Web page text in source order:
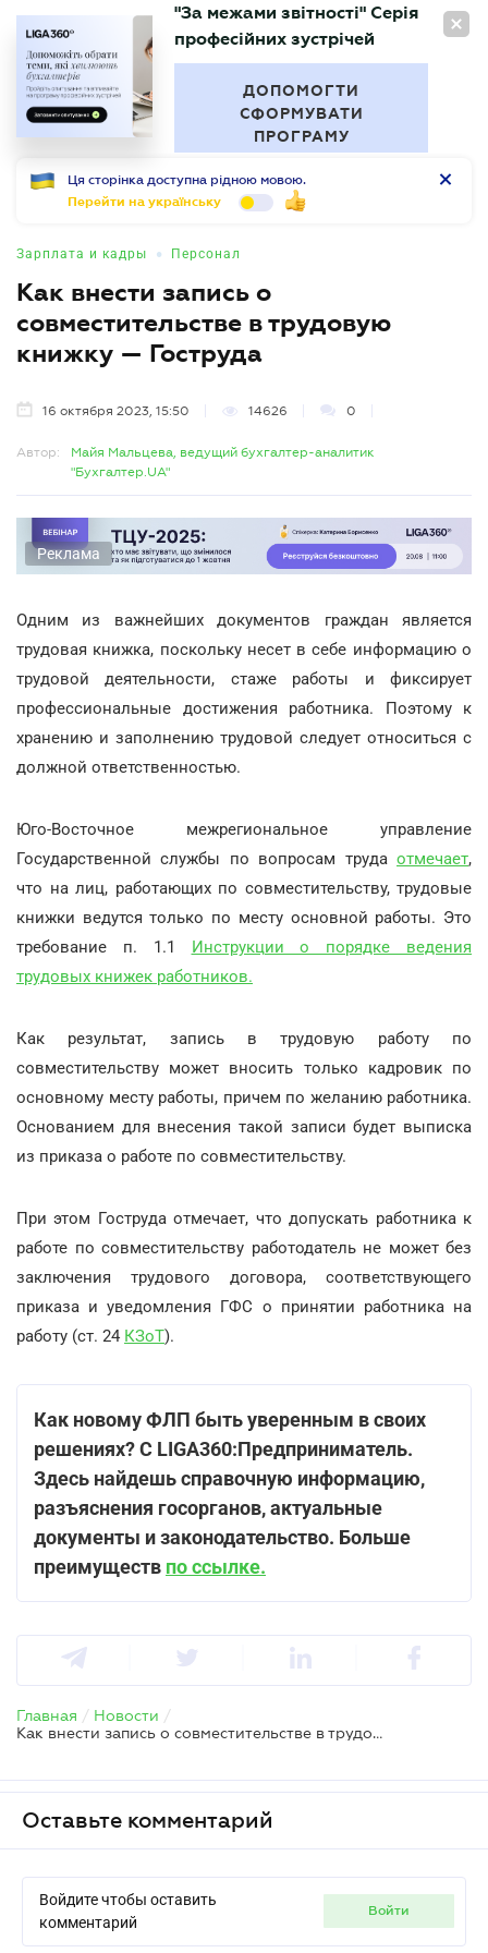
RU
БУХГАЛТЕР
"За межами звітності" Серія
професійних зустрічей
ДОПОМОГТИ
СФОРМУВАТИ
ПРОГРАМУ
Ця сторінка доступна рідною мовою.
Перейти на українську
Зарплата и кадры • Персонал
Как внести запись о
совместительстве в трудовую
книжку — Гоструда
16 октября 2023, 15:50 14626 0
Автор:
Майя Мальцева, ведущий бухгалтер-аналитик
"Бухгалтер.UA"
Реклама
Одним из важнейших документов граждан является
трудовая книжка, поскольку несет в себе информацию о
трудовой деятельности, стаже работы и фиксирует
профессиональные достижения работника. Поэтому к
хранению и заполнению трудовой следует относиться с
должной ответственностью.
Юго-Восточное межрегиональное управление
Государственной службы по вопросам труда отмечает,
что на лиц, работающих по совместительству, трудовые
книжки ведутся только по месту основной работы. Это
требование п. 1.1 Инструкции о порядке ведения
трудовых книжек работников.
Как результат, запись в трудовую работу по
совместительству может вносить только кадровик по
основному месту работы, причем по желанию работника.
Основанием для внесения такой записи будет выписка
из приказа о работе по совместительству.
При этом Гоструда отмечает, что допускать работника к
работе по совместительству работодатель не может без
заключения трудового договора, соответствующего
приказа и уведомления ГФС о принятии работника на
работу (ст. 24 КЗоТ).
Как новому ФЛП быть уверенным в своих
решениях? С LIGA360:Предприниматель.
Здесь найдешь справочную информацию,
разъяснения госорганов, актуальные
документы и законодательство. Больше
преимуществ по ссылке.
Главная / Новости /
Как внести запись о совместительстве в трудовую книжку — Гоструда
Оставьте комментарий
Войдите чтобы оставить
комментарий
войти